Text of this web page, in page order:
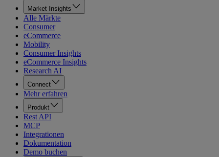
Market Insights
Alle Märkte
Consumer
eCommerce
Mobility
Consumer Insights
eCommerce Insights
Research AI
Connect
Mehr erfahren
Produkt
Rest API
MCP
Integrationen
Dokumentation
Demo buchen